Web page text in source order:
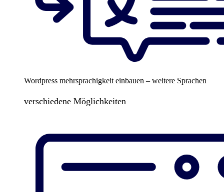
Wordpress mehrsprachigkeit einbauen – weitere Sprachen
verschiedene Möglichkeiten